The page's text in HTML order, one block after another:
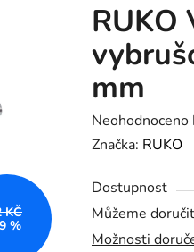
RUKO
mm
Průměrné
hodnocení
je
0,0
z
Neohodnoceno
Značka: RUKO
Dostupnost
Můžeme
Možnosti
KČ
%